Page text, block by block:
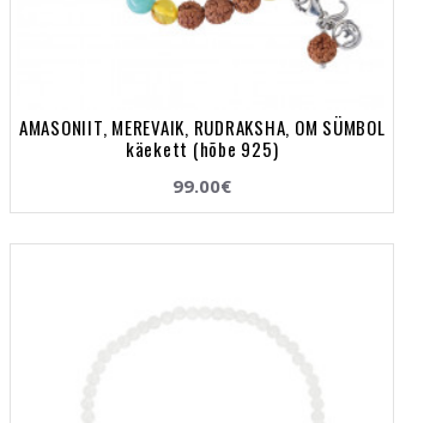
AMASONIIT, MEREVAIK, RUDRAKSHA, OM SÜMBOL
käekett (hõbe 925)
99.00€